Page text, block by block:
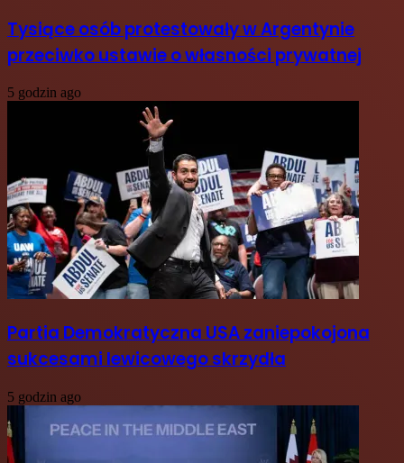
Tysiące osób protestowały w Argentynie
przeciwko ustawie o własności prywatnej
5 godzin ago
Partia Demokratyczna USA zaniepokojona
sukcesami lewicowego skrzydła
5 godzin ago